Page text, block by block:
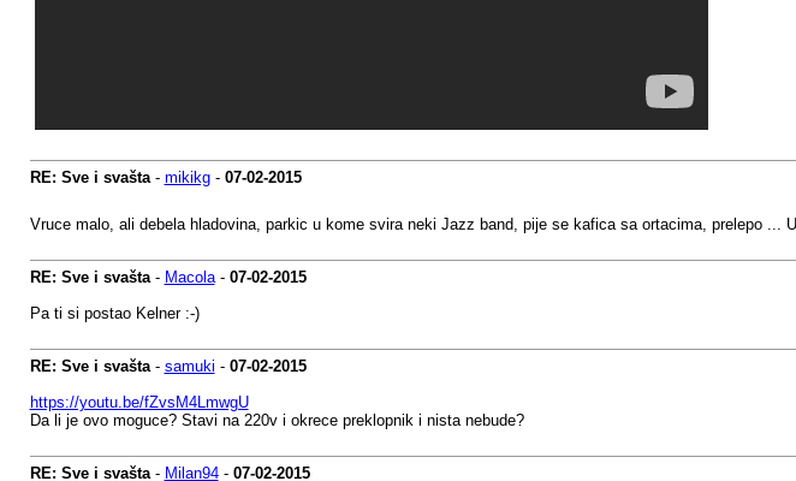
RE: Sve i svašta- mikikg- 07-02-2015
Vruce malo, ali debela hladovina, parkic u kome svira neki Jazz band, pije se kafica sa ortacima, prelepo ...
RE: Sve i svašta- Macola- 07-02-2015
Pa ti si postao Kelner :-)
RE: Sve i svašta- samuki - 07-02-2015
https://youtu.be/fZvsM4LmwgU
Da li je ovo moguce? Stavi na 220v i okrece preklopnik i nista nebude?
RE: Sve i svašta- Milan94- 07-02-2015